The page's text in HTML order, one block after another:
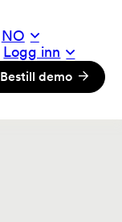
NO
Logg inn
Bestill demo